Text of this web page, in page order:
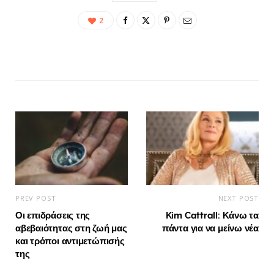
2
PREV POST
Οι επιδράσεις της
αβεβαιότητας στη ζωή μας
και τρόποι αντιμετώπισής
της
NEXT POST
Kim Cattrall: Κάνω τα
πάντα για να μείνω νέα